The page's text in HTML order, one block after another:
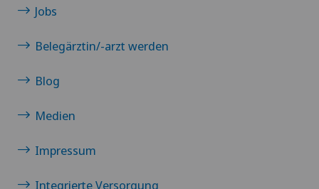
Chiropraktik
Computertomographie
CyberKnife® System
Jobs
Belegärztin/-arzt werden
Blog
Medien
Impressum
Integrierte Versorgung